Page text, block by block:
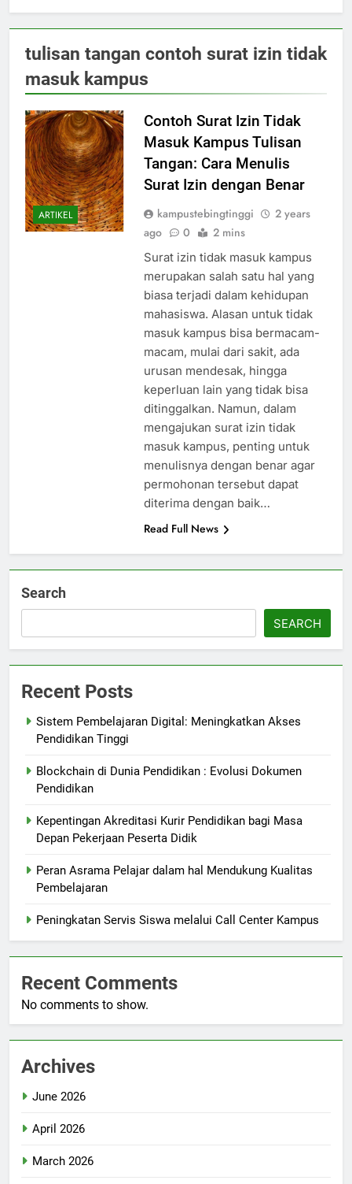
tulisan tangan contoh surat izin tidak
masuk kampus
ARTIKEL
Contoh Surat Izin Tidak
Masuk Kampus Tulisan
Tangan: Cara Menulis
Surat Izin dengan Benar
kampustebingtinggi
2 years
ago
0 2 mins
Surat izin tidak masuk kampus
merupakan salah satu hal yang
biasa terjadi dalam kehidupan
mahasiswa. Alasan untuk tidak
masuk kampus bisa bermacam-
macam, mulai dari sakit, ada
urusan mendesak, hingga
keperluan lain yang tidak bisa
ditinggalkan. Namun, dalam
mengajukan surat izin tidak
masuk kampus, penting untuk
menulisnya dengan benar agar
permohonan tersebut dapat
diterima dengan baik…
Read Full News
Search
SEARCH
Recent Posts
Sistem Pembelajaran Digital: Meningkatkan Akses
Pendidikan Tinggi
Blockchain di Dunia Pendidikan : Evolusi Dokumen
Pendidikan
Kepentingan Akreditasi Kurir Pendidikan bagi Masa
Depan Pekerjaan Peserta Didik
Peran Asrama Pelajar dalam hal Mendukung Kualitas
Pembelajaran
Peningkatan Servis Siswa melalui Call Center Kampus
Recent Comments
No comments to show.
Archives
June 2026
April 2026
March 2026